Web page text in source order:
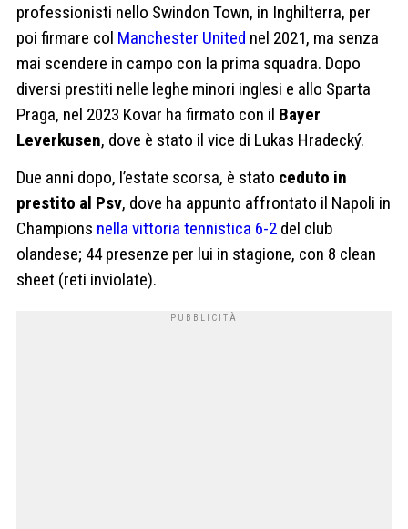
professionisti nello Swindon Town, in Inghilterra, per
poi firmare col Manchester United nel 2021, ma senza
mai scendere in campo con la prima squadra. Dopo
diversi prestiti nelle leghe minori inglesi e allo Sparta
Praga, nel 2023 Kovar ha firmato con il Bayer
Leverkusen, dove è stato il vice di Lukas Hradecký.
Due anni dopo, l’estate scorsa, è stato ceduto in
prestito al Psv, dove ha appunto affrontato il Napoli in
Champions nella vittoria tennistica 6-2 del club
olandese; 44 presenze per lui in stagione, con 8 clean
sheet (reti inviolate).